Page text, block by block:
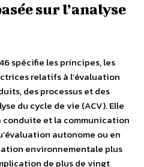
sur l’analyse
spécifie les principes, les
relatifs à l’évaluation
des processus et des
du cycle de vie (ACV). Elle
conduite et la communication
autonome ou en
environnementale plus
de plus de vingt